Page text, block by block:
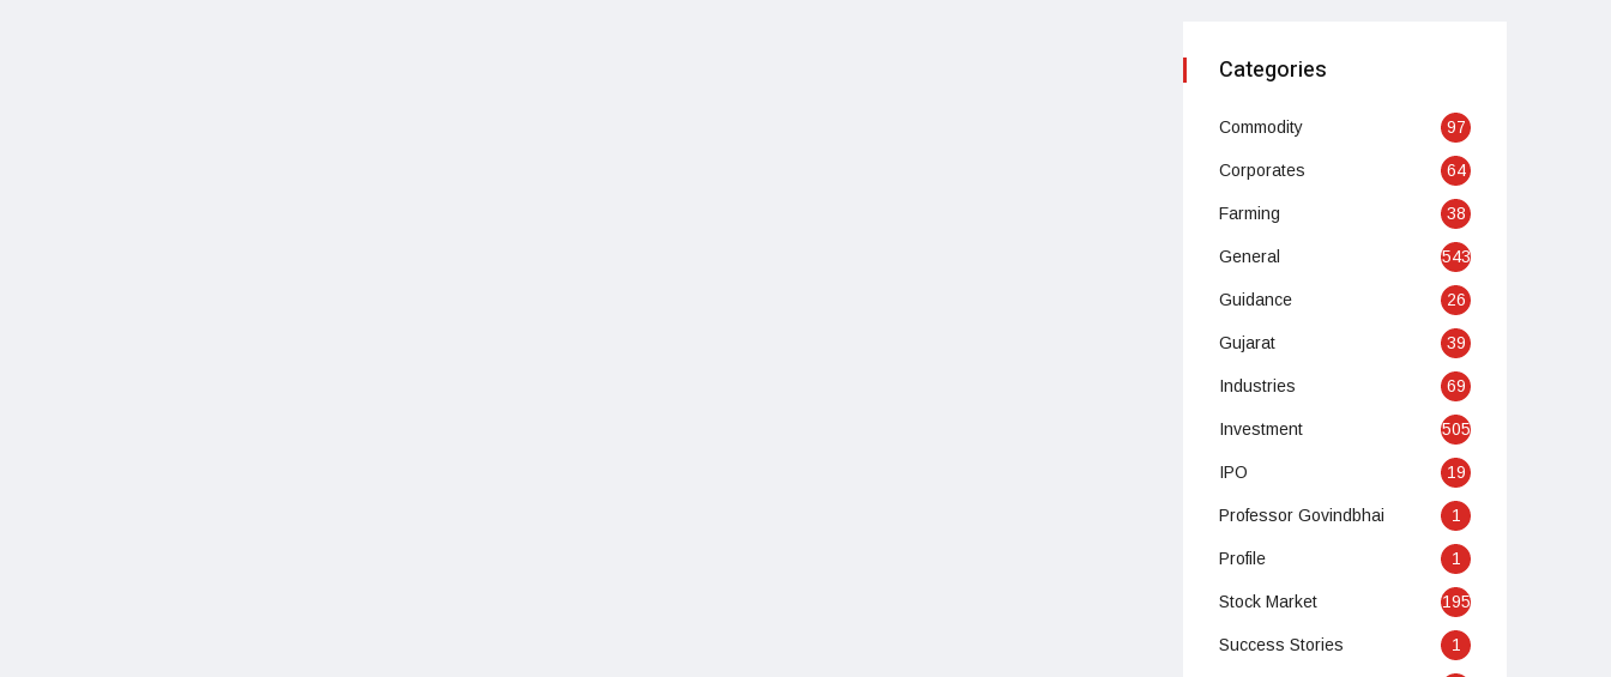
Categories
Commodity 97
Corporates 64
Farming 38
General 543
Guidance 26
Gujarat 39
Industries 69
Investment 505
IPO 19
Professor Govindbhai 1
Profile 1
Stock Market 195
Success Stories 1